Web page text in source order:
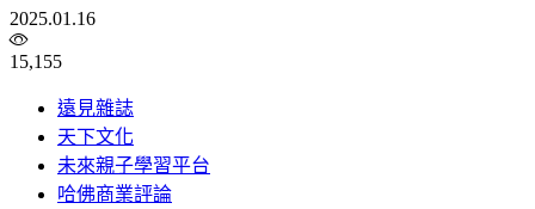
2025.01.16
15,155
遠見雜誌
天下文化
未來親子學習平台
哈佛商業評論